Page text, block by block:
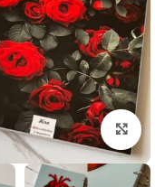
بزرگنمایی تصویر